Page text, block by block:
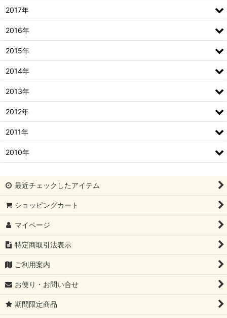
2017年
2016年
2015年
2014年
2013年
2012年
2011年
2010年
最近チェックしたアイテム
ショッピングカート
マイページ
特定商取引法表示
ご利用案内
お便り・お問い合せ
期間限定商品